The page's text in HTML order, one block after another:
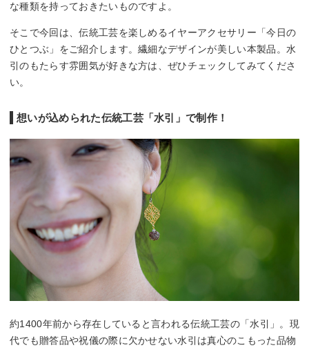
な種類を持っておきたいものですよ。
そこで今回は、伝統工芸を楽しめるイヤーアクセサリー「今日の
ひとつぶ」をご紹介します。繊細なデザインが美しい本製品。水
引のもたらす雰囲気が好きな方は、ぜひチェックしてみてくださ
い。
想いが込められた伝統工芸「水引」で制作！
約1400年前から存在していると言われる伝統工芸の「水引」。現
代でも贈答品や祝儀の際に欠かせない水引は真心のこもった品物